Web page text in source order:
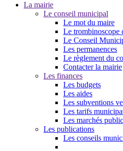
La mairie
Le conseil municipal
Le mot du maire
Le trombinoscope
Le Conseil
Les permanences
Le règlement du
Contacter la mairie
Les finances
Les budgets
Les aides
Les subventions
Les tarifs
Les marchés
Les publications
Les conseils